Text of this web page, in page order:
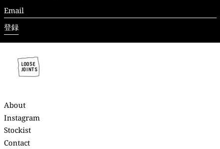
Email
登録
About
Instagram
Stockist
Contact